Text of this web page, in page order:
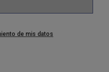
de mis datos